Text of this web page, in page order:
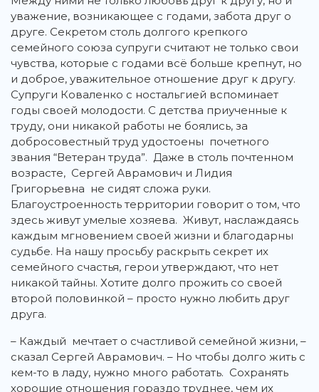
уважение, возникающее с годами, забота друг о
друге. Секретом столь долгого крепкого
семейного союза супруги считают не только свои
чувства, которые с годами всё больше крепнут, но
и доброе, уважительное отношение друг к другу.
Супруги Коваленко с ностальгией вспоминает
годы своей молодости. С детства приученные к
труду, они никакой работы не боялись, за
добросовестный труд удостоены почетного
звания “Ветеран труда”. Даже в столь почтенном
возрасте, Сергей Аврамович и Лидия
Григорьевна не сидят сложа руки.
Благоустроенность территории говорит о том, что
здесь живут умелые хозяева. Живут, наслаждаясь
каждым мгновением своей жизни и благодарны
судьбе. На нашу просьбу раскрыть секрет их
семейного счастья, герои утверждают, что нет
никакой тайны. Хотите долго прожить со своей
второй половинкой – просто нужно любить друг
друга.
– Каждый мечтает о счастливой семейной жизни, –
сказал Сергей Аврамович. – Но чтобы долго жить с
кем-то в ладу, нужно много работать. Сохранять
хорошие отношения гораздо труднее, чем их